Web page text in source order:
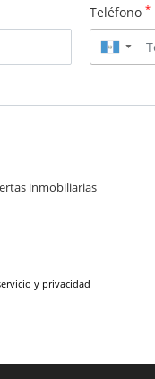
Teléfono *
▼
inmobiliarias
y privacidad